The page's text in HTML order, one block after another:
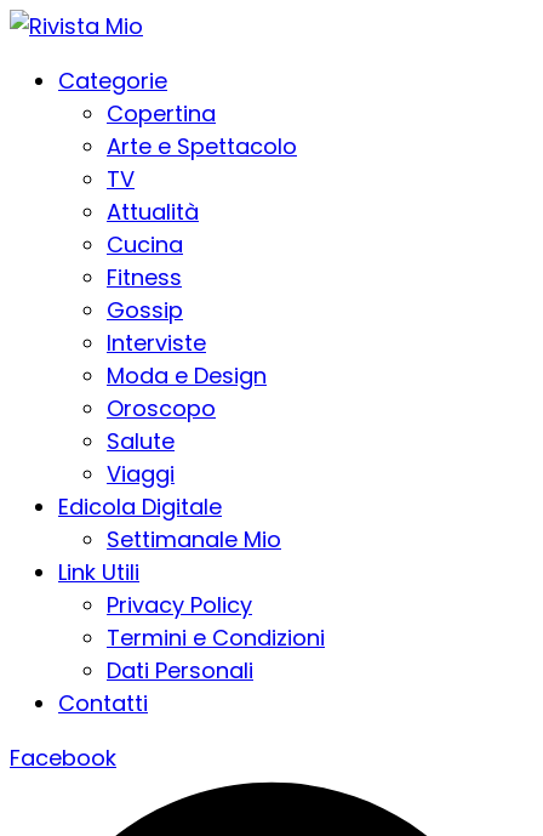
Categorie
Copertina
Arte e Spettacolo
TV
Attualità
Cucina
Fitness
Gossip
Interviste
Moda e Design
Oroscopo
Salute
Viaggi
Edicola Digitale
Settimanale Mio
Link Utili
Privacy Policy
Termini e Condizioni
Dati Personali
Contatti
Facebook